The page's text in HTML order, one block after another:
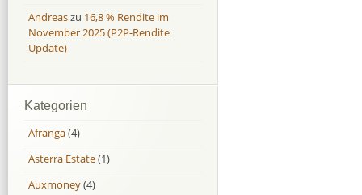
Andreaszu 16,8 % Rendite im
November 2025 (P2P-Rendite
Update)
Kategorien
Afranga(4)
Asterra Estate(1)
Auxmoney(4)